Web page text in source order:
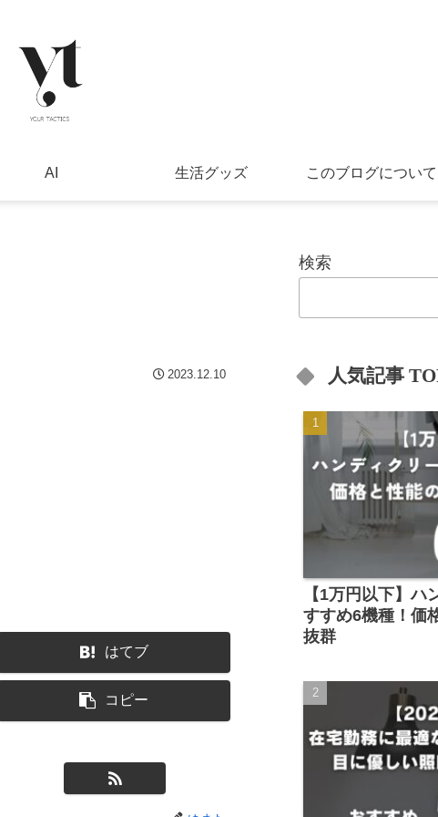
AI 生活グッズ このブログについて
2023.12.10
はてブ
コピー
検索
人気記事
【1万円以下】ハ
すすめ6機種！価
抜群